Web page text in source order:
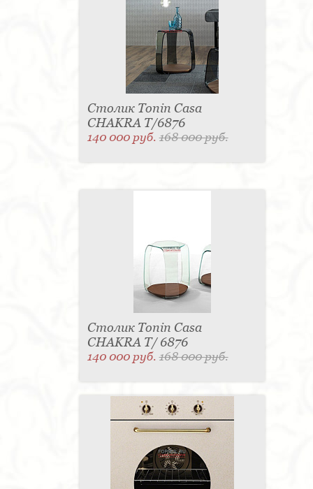
Столик Tonin Casa
CHAKRA T/6876
140 000 руб.168 000 руб.
Столик Tonin Casa
CHAKRA T/ 6876
140 000 руб.168 000 руб.